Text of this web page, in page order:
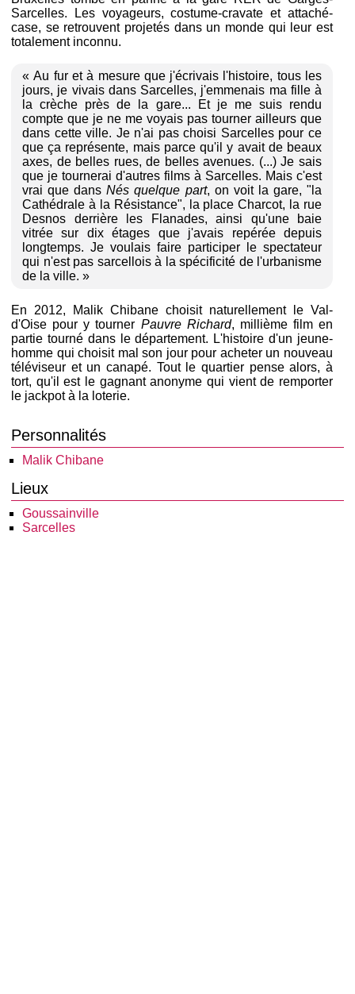
Sarcelles. Les voyageurs, costume-cravate et attaché-
case, se retrouvent projetés dans un monde qui leur est
totalement inconnu.
« Au fur et à mesure que j'écrivais l'histoire, tous les
jours, je vivais dans Sarcelles, j'emmenais ma fille à
la crèche près de la gare... Et je me suis rendu
compte que je ne me voyais pas tourner ailleurs que
dans cette ville. Je n'ai pas choisi Sarcelles pour ce
que ça représente, mais parce qu'il y avait de beaux
axes, de belles rues, de belles avenues. (...) Je sais
que je tournerai d'autres films à Sarcelles. Mais c'est
vrai que dansNés quelque part, on voit la gare, "la
Cathédrale à la Résistance", la place Charcot, la rue
Desnos derrière les Flanades, ainsi qu'une baie
vitrée sur dix étages que j'avais repérée depuis
longtemps. Je voulais faire participer le spectateur
qui n'est pas sarcellois à la spécificité de l'urbanisme
de la ville. »
En 2012, Malik Chibane choisit naturellement le Val-
d'Oise pour y tourner Pauvre Richard, millième film en
partie tourné dans le département. L'histoire d'un jeune-
homme qui choisit mal son jour pour acheter un nouveau
téléviseur et un canapé. Tout le quartier pense alors, à
tort, qu'il est le gagnant anonyme qui vient de remporter
le jackpot à la loterie.
Personnalités
Malik Chibane
Lieux
Goussainville
Sarcelles